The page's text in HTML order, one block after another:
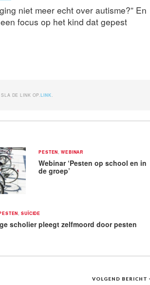
niet meer echt over autisme?” En
focus op het kind dat gepest
. SLA DE LINK OP.LINK
PESTEN ,WEBINAR
Webinar ‘Pesten op school en in
de groep’
,SUÏCIDE
scholier pleegt zelfmoord door pesten
VOLGEND BERICHT